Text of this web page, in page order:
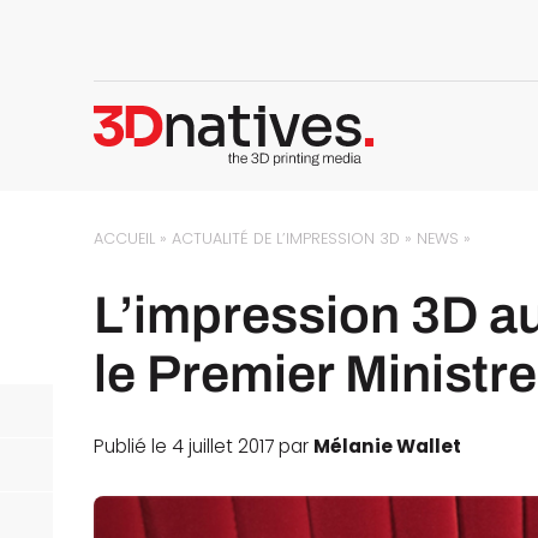
ACCUEIL »ACTUALITÉ DE L’IMPRESSION 3D » NEWS »
L’impression 3D
le Premier Ministre
Publié le 4 juillet 2017 par Mélanie Wallet